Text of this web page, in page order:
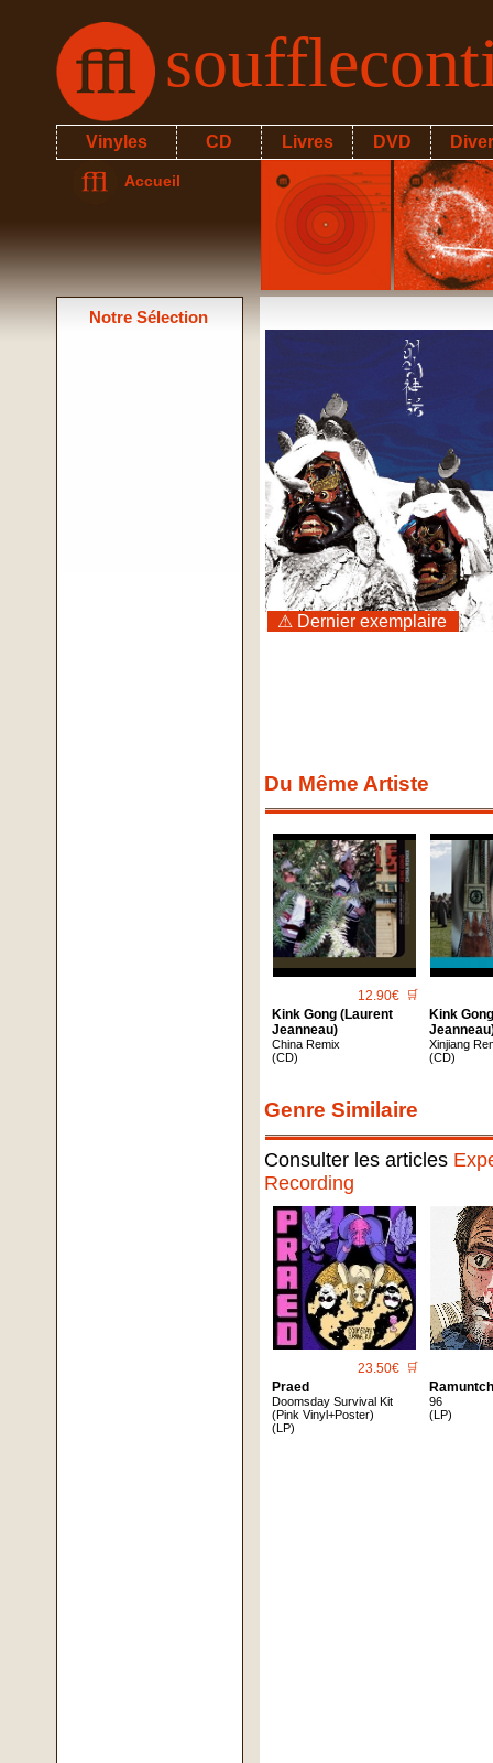
Vinyles CD Livres DVD
Accueil
Notre Sélection
⚠ Dernier exemplaire
Du Même Artiste
12.90€ 🛒
Kink Gong (Laurent
Jeanneau)
China Remix
(CD)
Kink
Xinjiang
(CD)
Genre Similaire
Consulter les articles
Recording
23.50€ 🛒
Praed
Doomsday Survival Kit
(Pink Vinyl+Poster)
(LP)
96
(LP)